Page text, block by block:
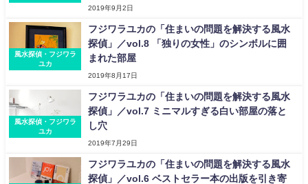
2019年9月2日
風水探偵・フジワラ
ユカ
フジワラユカの「住まいの問題を解決する風水
探偵」／vol.8 「独りの女性」のシンボルに囲
まれた部屋
2019年8月17日
風水探偵・フジワラ
ユカ
フジワラユカの「住まいの問題を解決する風水
探偵」／vol.7 ミニマルすぎる白い部屋の落と
し穴
2019年7月29日
フジワラユカの「住まいの問題を解決する風水
探偵」／vol.6 ベストセラー本の出版を引き寄